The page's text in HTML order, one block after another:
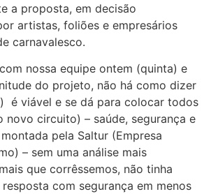
a proposta, em decisão
artistas, foliões e empresários
carnavalesco.
nossa equipe ontem (quinta) e
do projeto, não há como dizer
é viável e se dá para colocar todos
novo circuito) – saúde, segurança e
pela Saltur (Empresa
– sem uma análise mais
que corrêssemos, não tinha
com segurança em menos